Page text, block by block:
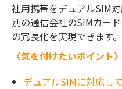
社用携帯をデュアルSIM
別の通信会社のSIMカー
の冗長化を実現できます。
〈気を付けたいポイント〉
デュアルSIMに対応し